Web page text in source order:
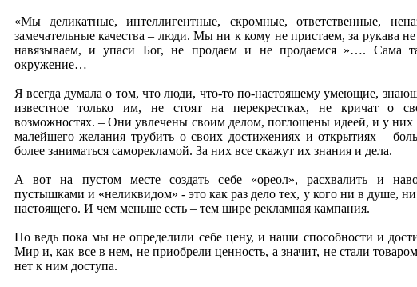
«Мы деликатные, интеллигентные, скромные, ответственные,
замечательные качества – люди. Мы ни к кому не пристаем, за рукава
навязываем, и упаси Бог, не продаем и не продаемся »…. Сама
окружение…
Я всегда думала о том, что люди, что-то по-настоящему умеющие,
известное только им, не стоят на перекрестках, не кричат о
возможностях. – Они увлечены своим делом, поглощены идеей, и у них
малейшего желания трубить о своих достижениях и открытиях –
более заниматься саморекламой. За них все скажут их знания и дела.
А вот на пустом месте создать себе «ореол», расхвалить и
пустышками и «неликвидом» - это как раз дело тех, у кого ни в душе,
настоящего. И чем меньше есть – тем шире рекламная кампания.
Но ведь пока мы не определили себе цену, и наши способности и
Мир и, как все в нем, не приобрели ценность, а значит, не стали
нет к ним доступа.